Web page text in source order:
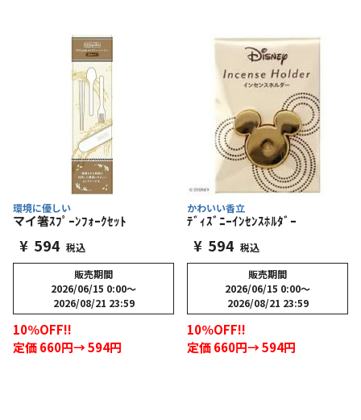
環境に優しい
マイ箸ｽﾌﾟｰﾝﾌｫｰｸｾｯﾄ
¥ 594 税込
販売期間
2026/06/15 0:00〜
2026/08/21 23:59
10％OFF!!
定価 660円→ 594円
かわいい香立
ﾃﾞｨｽﾞﾆｰｲﾝｾﾝｽﾎﾙﾀﾞｰ
¥ 594 税込
販売期間
2026/06/15 0:00〜
2026/08/21 23:59
10％OFF!!
定価 660円→ 594円